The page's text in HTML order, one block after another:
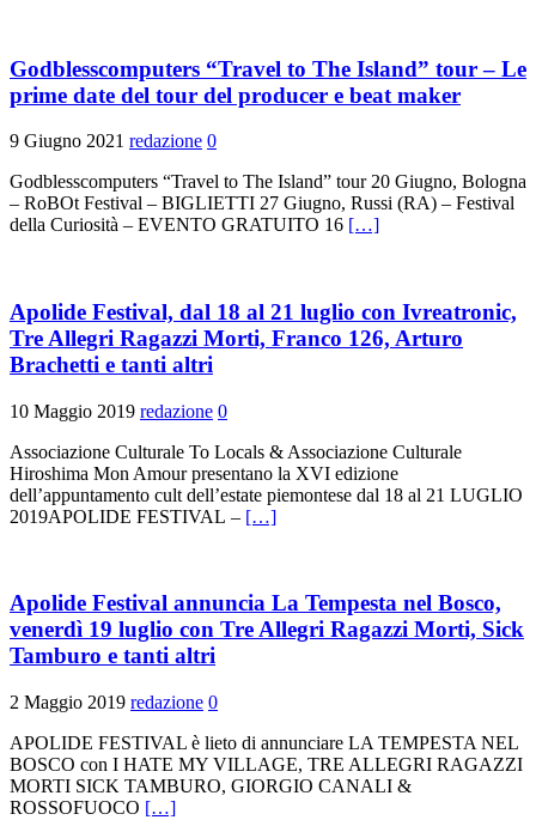
Godblesscomputers “Travel to The Island” tour – Le
prime date del tour del producer e beat maker
9 Giugno 2021 redazione 0
Godblesscomputers “Travel to The Island” tour 20 Giugno, Bologna
– RoBOt Festival – BIGLIETTI 27 Giugno, Russi (RA) – Festival
della Curiosità – EVENTO GRATUITO 16 […]
Apolide Festival, dal 18 al 21 luglio con Ivreatronic,
Tre Allegri Ragazzi Morti, Franco 126, Arturo
Brachetti e tanti altri
10 Maggio 2019 redazione 0
Associazione Culturale To Locals & Associazione Culturale
Hiroshima Mon Amour presentano la XVI edizione
dell’appuntamento cult dell’estate piemontese dal 18 al 21 LUGLIO
2019APOLIDE FESTIVAL – […]
Apolide Festival annuncia La Tempesta nel Bosco,
venerdì 19 luglio con Tre Allegri Ragazzi Morti, Sick
Tamburo e tanti altri
2 Maggio 2019 redazione 0
APOLIDE FESTIVAL è lieto di annunciare LA TEMPESTA NEL
BOSCO con I HATE MY VILLAGE, TRE ALLEGRI RAGAZZI
MORTI SICK TAMBURO, GIORGIO CANALI &
ROSSOFUOCO […]